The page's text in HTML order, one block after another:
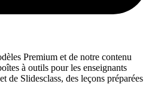
Premium et de notre contenu
à outils pour les enseignants
de Slidesclass, des leçons préparées